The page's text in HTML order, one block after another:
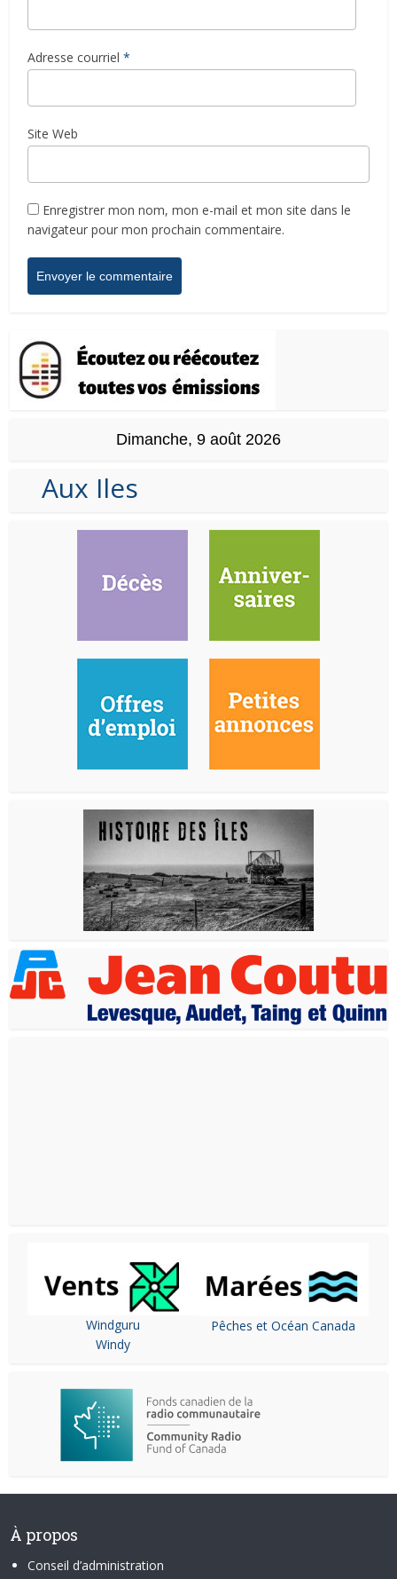
Adresse courriel *
Site Web
Enregistrer mon nom, mon e-mail et mon site dans le
navigateur pour mon prochain commentaire.
Dimanche, 9 août 2026
Aux Iles
Windguru
Windy
Pêches et Océan Canada
À propos
Conseil d’administration